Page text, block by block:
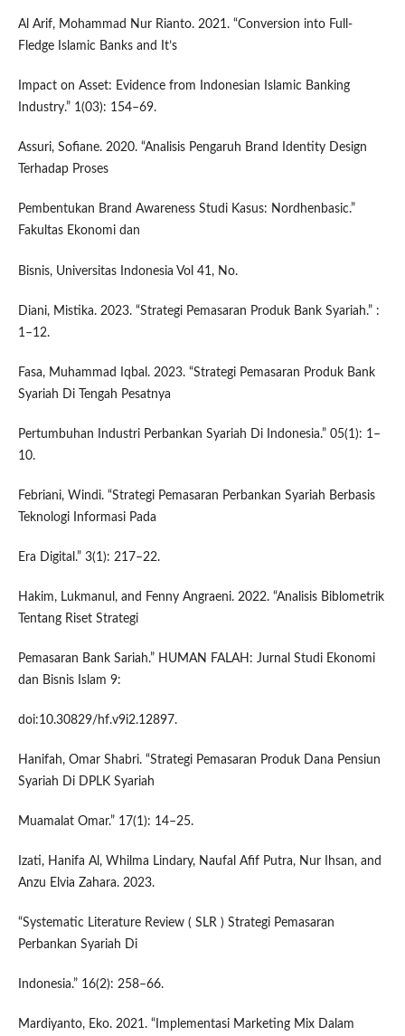
Al Arif, Mohammad Nur Rianto. 2021. “Conversion into Full-
Fledge Islamic Banks and It’s
Impact on Asset: Evidence from Indonesian Islamic Banking
Industry.” 1(03): 154–69.
Assuri, Sofiane. 2020. “Analisis Pengaruh Brand Identity Design
Terhadap Proses
Pembentukan Brand Awareness Studi Kasus: Nordhenbasic.”
Fakultas Ekonomi dan
Bisnis, Universitas Indonesia Vol 41, No.
Diani, Mistika. 2023. “Strategi Pemasaran Produk Bank Syariah.” :
1–12.
Fasa, Muhammad Iqbal. 2023. “Strategi Pemasaran Produk Bank
Syariah Di Tengah Pesatnya
Pertumbuhan Industri Perbankan Syariah Di Indonesia.” 05(1): 1–
10.
Febriani, Windi. “Strategi Pemasaran Perbankan Syariah Berbasis
Teknologi Informasi Pada
Era Digital.” 3(1): 217–22.
Hakim, Lukmanul, and Fenny Angraeni. 2022. “Analisis Biblometrik
Tentang Riset Strategi
Pemasaran Bank Sariah.” HUMAN FALAH: Jurnal Studi Ekonomi
dan Bisnis Islam 9:
doi:10.30829/hf.v9i2.12897.
Hanifah, Omar Shabri. “Strategi Pemasaran Produk Dana Pensiun
Syariah Di DPLK Syariah
Muamalat Omar.” 17(1): 14–25.
Izati, Hanifa Al, Whilma Lindary, Naufal Afif Putra, Nur Ihsan, and
Anzu Elvia Zahara. 2023.
“Systematic Literature Review ( SLR ) Strategi Pemasaran
Perbankan Syariah Di
Indonesia.” 16(2): 258–66.
Mardiyanto, Eko. 2021. “Implementasi Marketing Mix Dalam